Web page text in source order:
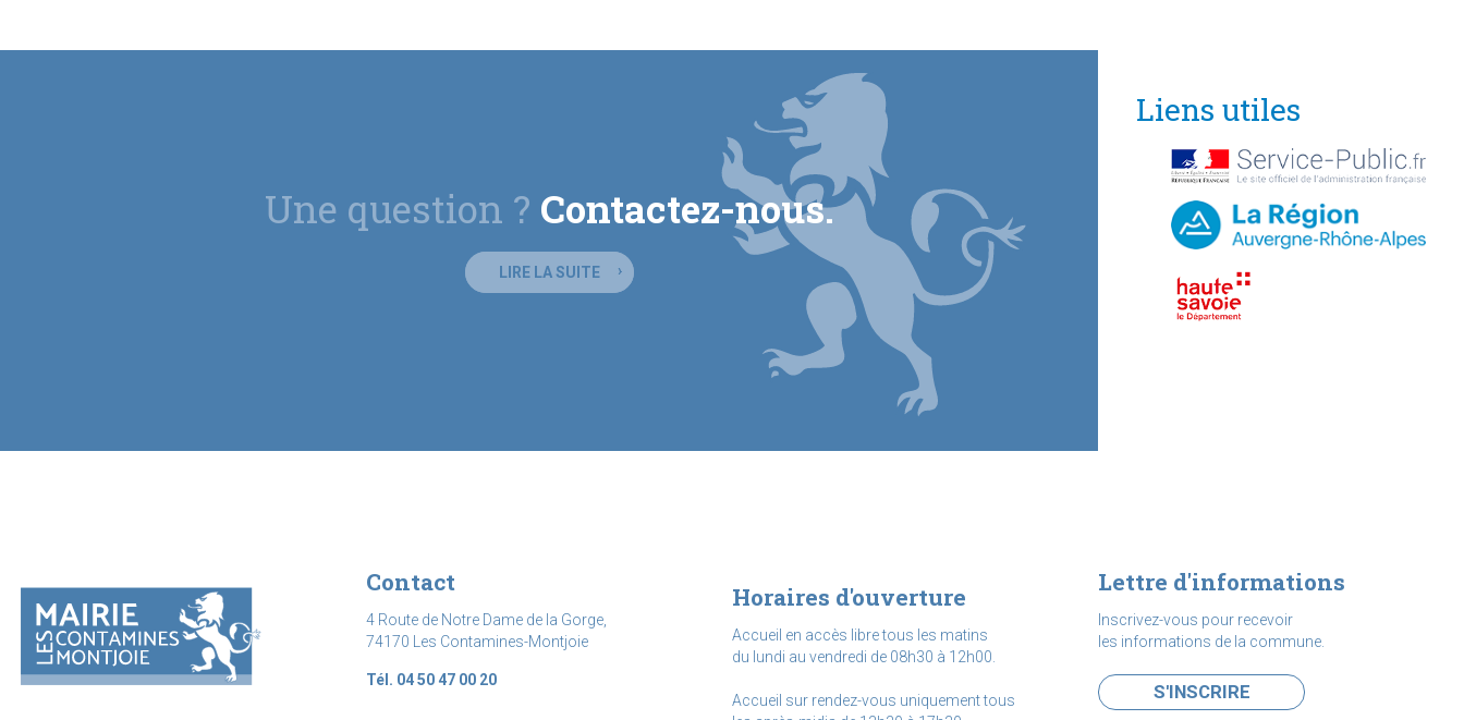
Une question ? Contactez-nous.
LIRE LA SUITE
Liens utiles
Contact
4 Route de Notre Dame de la Gorge,
74170 Les Contamines-Montjoie
Tél. 04 50 47 00 20
Horaires d'ouverture
Accueil en accès libre tous les matins
du lundi au vendredi de 08h30 à 12h00.
Accueil sur rendez-vous uniquement tous
Lettre d'informations
Inscrivez-vous pour recevoir
les informations de la commune.
S'INSCRIRE